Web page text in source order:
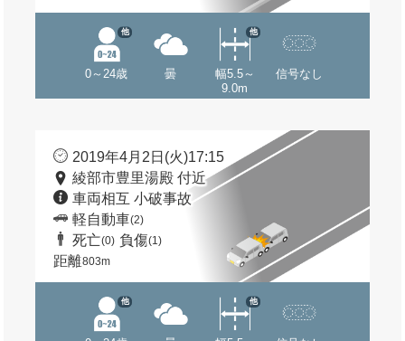
0～24歳
他
曇
幅5.5～
9.0m
他
信号なし
2019年4月2日(火)17:15
綾部市豊里湯殿 付近
車両相互 小破事故
軽自動車(2)
死亡(0) 負傷(1)
距離803m
他 他